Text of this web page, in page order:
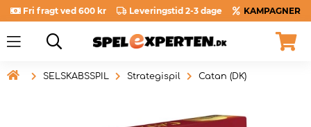
Fri fragt ved 600 kr Leveringstid 2-3 dage KAMPAGNER
 SELSKABSSPIL Strategispil Catan (DK)